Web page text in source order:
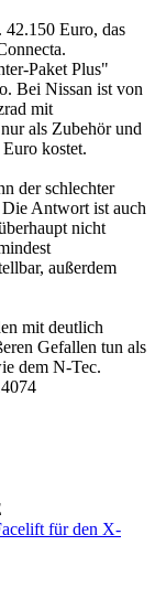
42.150 Euro, das
Paket Plus"
Bei Nissan ist von
mit
als Zubehör und
kostet.
der schlechter
Die Antwort ist auch
nicht
außerdem
mit deutlich
Gefallen tun als
dem N-Tec.
für den X-